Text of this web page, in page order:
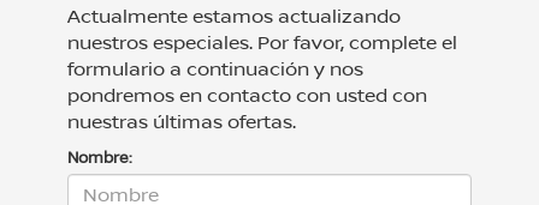
Actualmente estamos actualizando
nuestros especiales. Por favor, complete el
formulario a continuación y nos
pondremos en contacto con usted con
nuestras últimas ofertas.
Nombre: